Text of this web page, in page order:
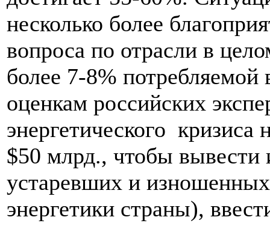
несколько более
вопроса по отрасли в
более 7-8% потребляемой
оценкам российских
энергетического кризиса
$50 млрд., чтобы вывести
устаревших и
энергетики страны),